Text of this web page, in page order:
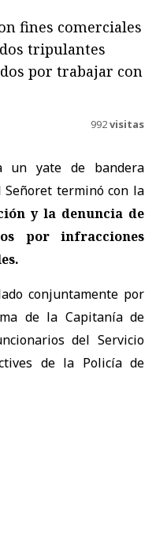
fines comerciales
tripulantes
por trabajar con
992visitas
un yate de bandera
terminó con la
y la denuncia de
por infracciones
conjuntamente por
de la Capitanía de
del Servicio
de la Policía de